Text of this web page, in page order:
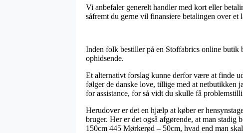
Vi anbefaler generelt handler med kort eller
såfremt du gerne vil finansiere betalingen over et
Inden folk bestiller på en Stoffabrics online butik
ophidsende.
Et alternativt forslag kunne derfor være at finde
følger de danske love, tillige med at netbutikken
for assistance, for så vidt du skulle få
Herudover er det en hjælp at køber er
bruger. Her er det også afgørende, at man
150cm 445 Mørkerød – 50cm, hvad end man